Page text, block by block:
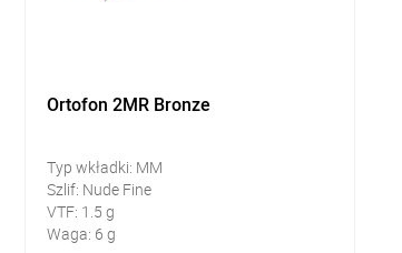
Ortofon 2MR Bronze
Typ wkładki: MM
Szlif: Nude Fine
VTF: 1.5 g
Waga: 6 g